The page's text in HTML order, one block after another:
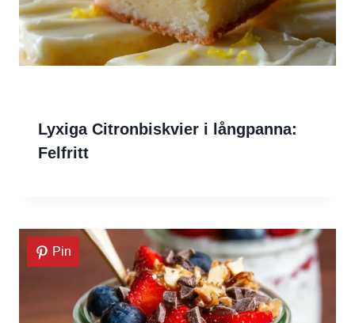
Lyxiga Citronbiskvier i långpanna:
Felfritt
Pin